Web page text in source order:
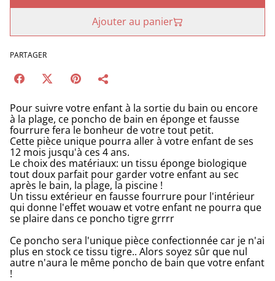
Ajouter au panier
PARTAGER
Pour suivre votre enfant à la sortie du bain ou encore
à la plage, ce poncho de bain en éponge et fausse
fourrure fera le bonheur de votre tout petit.
Cette pièce unique pourra aller à votre enfant de ses
12 mois jusqu'à ces 4 ans.
Le choix des matériaux: un tissu éponge biologique
tout doux parfait pour garder votre enfant au sec
après le bain, la plage, la piscine !
Un tissu extérieur en fausse fourrure pour l'intérieur
qui donne l'effet wouaw et votre enfant ne pourra que
se plaire dans ce poncho tigre grrrr
Ce poncho sera l'unique pièce confectionnée car je n'ai
plus en stock ce tissu tigre.. Alors soyez sûr que nul
autre n'aura le même poncho de bain que votre enfant
!